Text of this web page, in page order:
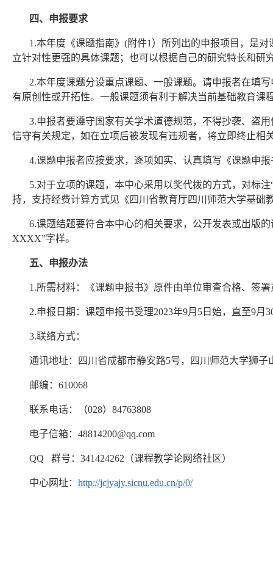
四、申报要求
1.本年度《课题指南》(附件1）所列出的申报项目，是
立针对性更强的具体课题；也可以根据自己的研究特长和研
2.本年度课题分设重点课题、一般课题。请申报者在填
有原创性或开拓性。一般课题须有利于解决当前基础教育课
3.申报者要遵守国家有关学术道德规范，不得抄袭、盗
信守有关规定，如在立项后被发现有违规者，将立即终止
4.课题申报者应按要求，逐项如实、认真填写《课题申
5.对于立项的课题，本中心采用以奖代拨的方式，对标
持，支持经费计算方式见《四川省教育厅四川师范大学基础
6.课题结题要符合本中心的相关要求，公开发表或出版
XXXX”字样。
五、申报办法
1.所需材料：《课题申报书》原件由单位审查合格、签
2.申报日期：课题申报书受理2023年9月5日始，直至9
3.联络方式：
通讯地址：四川省成都市静安路5号，四川师范大学狮
邮编：610068
联系电话：（028）84763808
电子信箱：48814200@qq.com
QQ 群号：341424262（课程教学论网络社区）
中心网址： http://jcjyajy.sicnu.edu.cn/p/0/